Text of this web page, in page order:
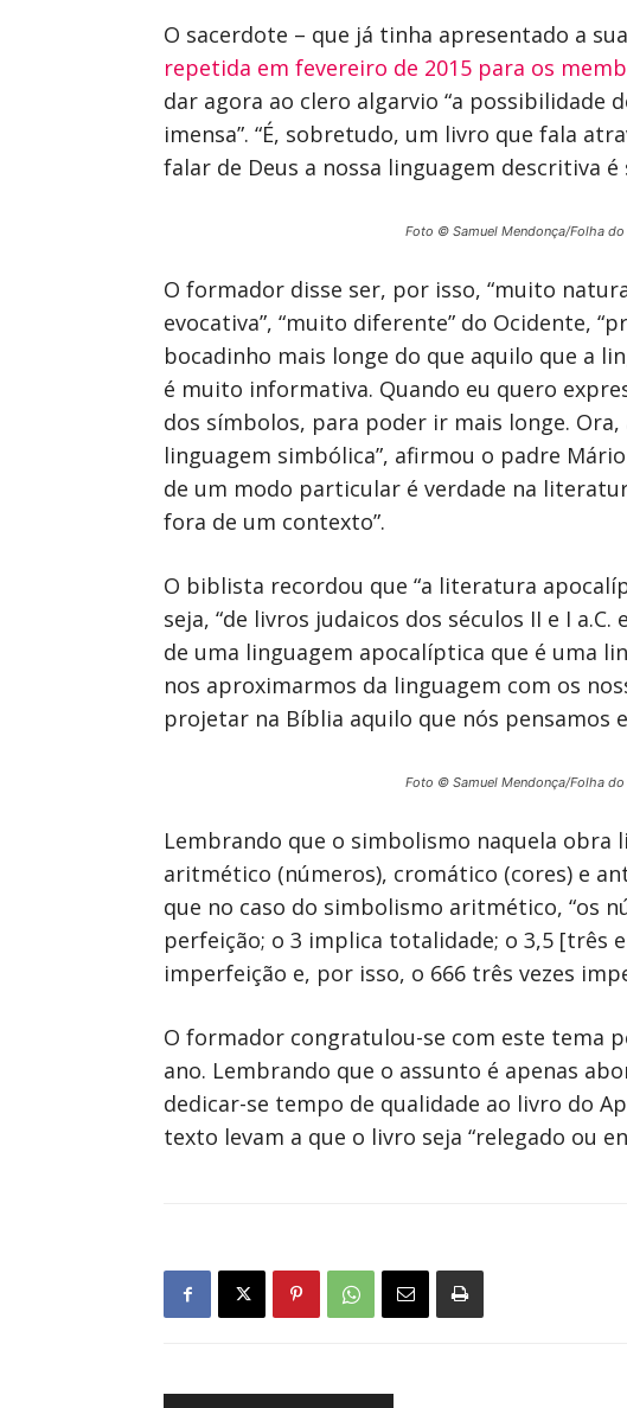
O sacerdote – que já tinha apresentado a sua
repetida em fevereiro de 2015 para os
dar agora ao clero algarvio “a possibilidade
imensa”. “É, sobretudo, um livro que fala
falar de Deus a nossa linguagem descritiva
Foto © Samuel Mendonça/Folha
O formador disse ser, por isso, “muito
evocativa”, “muito diferente” do Ocidente,
bocadinho mais longe do que aquilo que a
é muito informativa. Quando eu quero
dos símbolos, para poder ir mais longe.
linguagem simbólica”, afirmou o padre
de um modo particular é verdade na
fora de um contexto”.
O biblista recordou que “a literatura
seja, “de livros judaicos dos séculos II e I
de uma linguagem apocalíptica que é uma
nos aproximarmos da linguagem com os
projetar na Bíblia aquilo que nós pensamos
Foto © Samuel Mendonça/Folha
Lembrando que o simbolismo naquela
aritmético (números), cromático (cores) e
que no caso do simbolismo aritmético, “os
perfeição; o 3 implica totalidade; o 3,5 [três
imperfeição e, por isso, o 666 três vezes
O formador congratulou-se com este tema
ano. Lembrando que o assunto é apenas
dedicar-se tempo de qualidade ao livro do
texto levam a que o livro seja “relegado ou